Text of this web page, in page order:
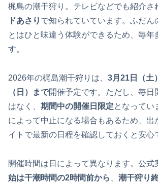
梶島の潮干狩り。テレビなどでも紹介さ
ドあさり で知られていています。ふだん
とはひと味違う体験ができるため、毎年
す。
2026年の梶島潮干狩りは、 3月21日（土
（日）まで開催予定です。ただし、毎日
はなく、 期間中の開催日限定となってい
によって中止になる場合もあるため、出
イトで最新の日程を確認しておくと安心
開催時間は日によって異なります。公式
始は干潮時間の2時間前から
潮干狩り